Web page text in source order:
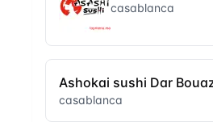
casablanca
Ashokai sushi Dar
casablanca